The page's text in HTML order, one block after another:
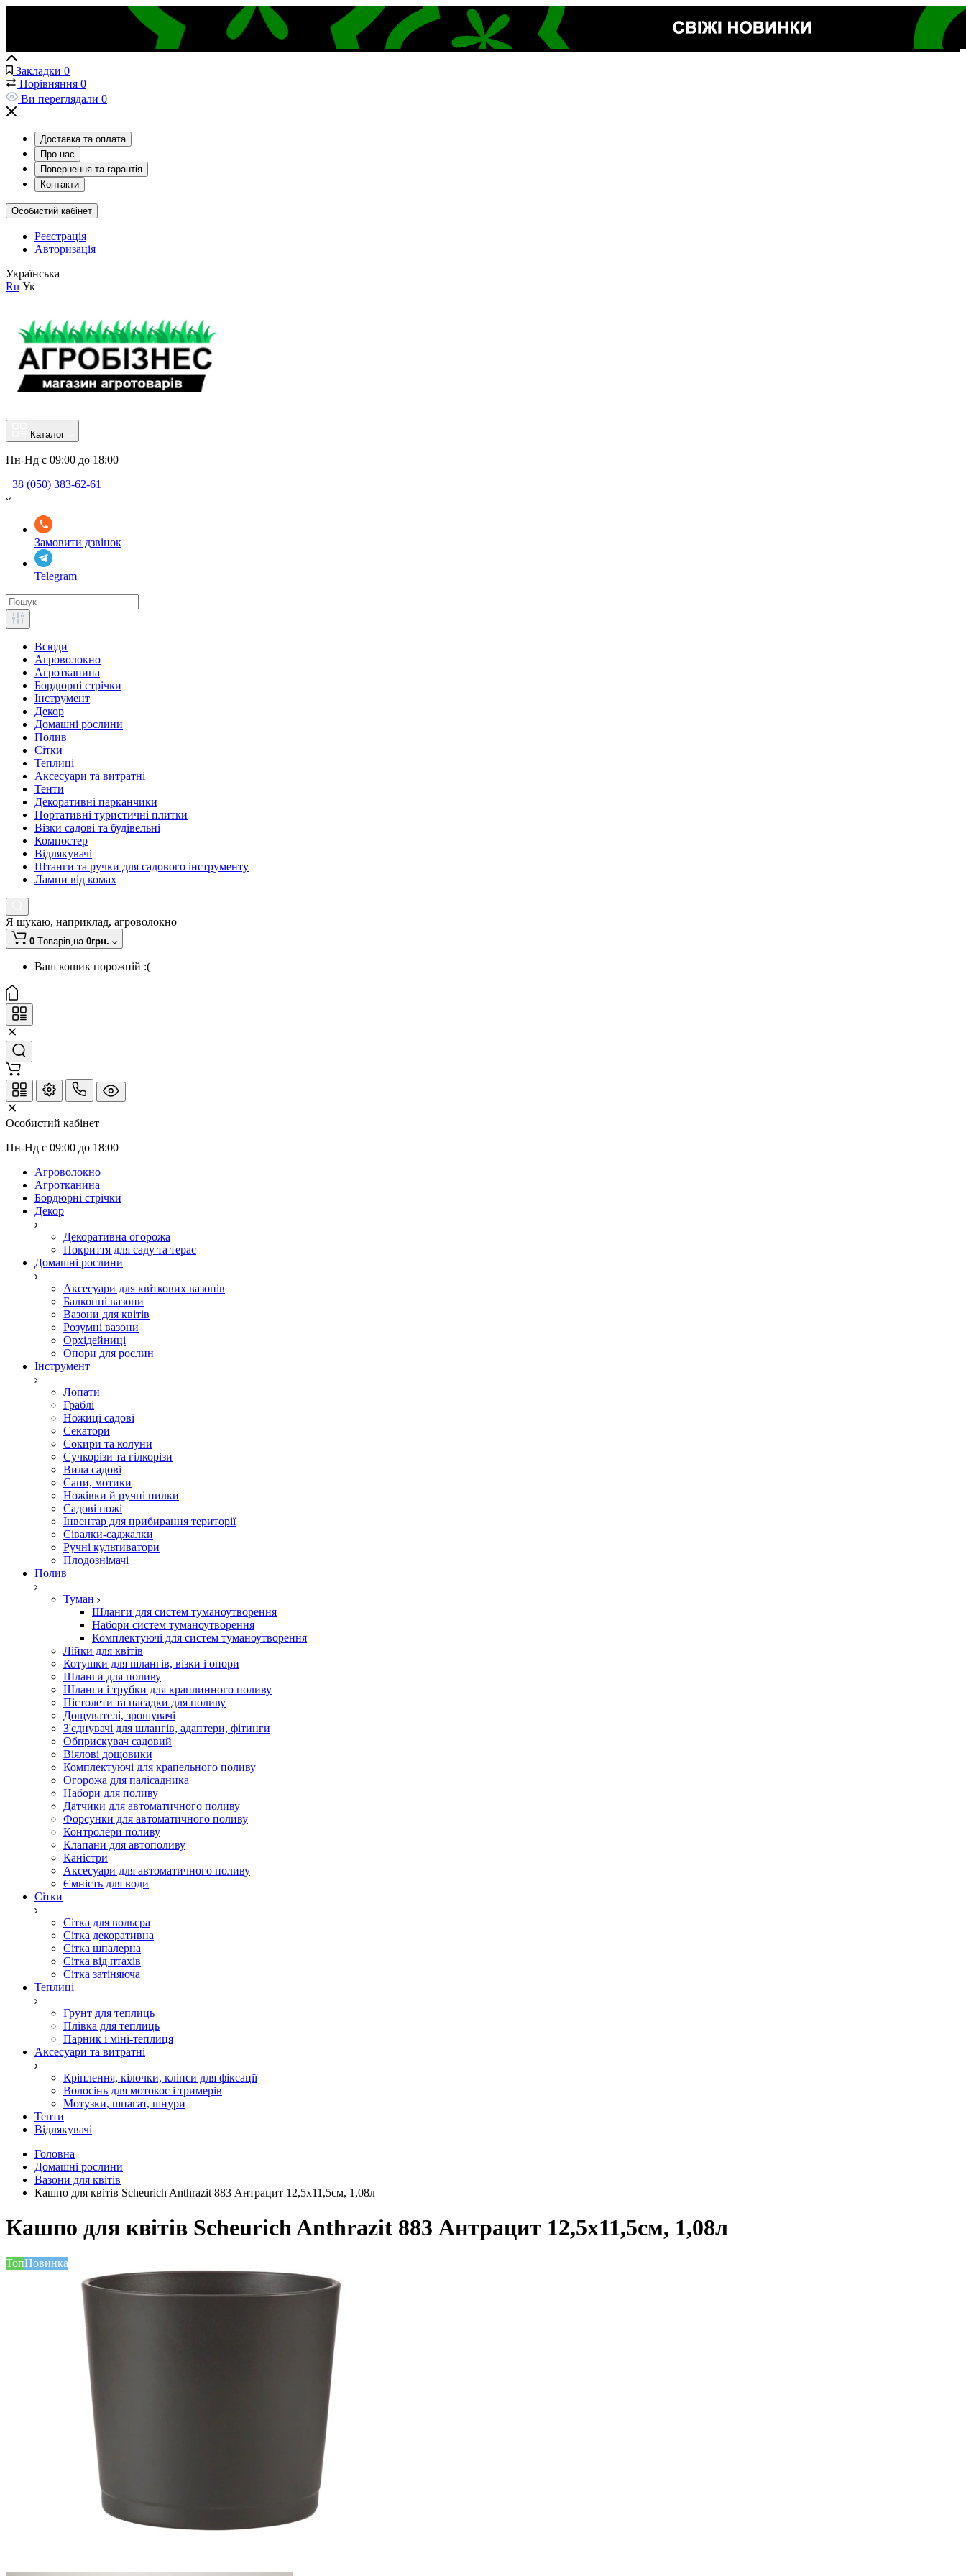
Закладки 0
Порівняння 0
Ви переглядали 0
Доставка та оплата
Про нас
Повернення та гарантія
Контакти
Особистий кабінет
Реєстрація
Авторизація
Українська
Ru Ук
Каталог
Пн-Нд с 09:00 до 18:00
+38 (050) 383-62-61
Замовити дзвінок
Telegram
Всюди
Агроволокно
Агротканина
Бордюрні стрічки
Інструмент
Декор
Домашні рослини
Полив
Сітки
Теплиці
Аксесуари та витратні
Тенти
Декоративні парканчики
Портативні туристичні плитки
Візки садові та будівельні
Компостер
Відлякувачі
Штанги та ручки для садового інструменту
Лампи від комах
Я шукаю, наприклад, агроволокно
0 Tоварів,на 0грн.
Ваш кошик порожній :(
Особистий кабінет
Пн-Нд с 09:00 до 18:00
Агроволокно
Агротканина
Бордюрні стрічки
Декор
Декоративна огорожа
Покриття для саду та терас
Домашні рослини
Аксесуари для квіткових вазонів
Балконні вазони
Вазони для квітів
Розумні вазони
Орхідейниці
Опори для рослин
Інструмент
Лопати
Граблі
Ножиці садові
Секатори
Сокири та колуни
Сучкорізи та гілкорізи
Вила садові
Сапи, мотики
Ножівки й ручні пилки
Садові ножі
Інвентар для прибирання території
Сівалки-саджалки
Ручні культиватори
Плодознімачі
Полив
Туман
Шланги для систем туманоутворення
Набори систем туманоутворення
Комплектуючі для систем туманоутворення
Лійки для квітів
Котушки для шлангів, візки і опори
Шланги для поливу
Шланги і трубки для краплинного поливу
Пістолети та насадки для поливу
Дощувателі, зрошувачі
З'єднувачі для шлангів, адаптери, фітинги
Обприскувач садовий
Віялові дощовики
Комплектуючі для крапельного поливу
Огорожа для палісадника
Набори для поливу
Датчики для автоматичного поливу
Форсунки для автоматичного поливу
Контролери поливу
Клапани для автополиву
Каністри
Аксесуари для автоматичного поливу
Ємність для води
Сітки
Сітка для вольєра
Сітка декоративна
Сітка шпалерна
Сітка від птахів
Сітка затіняюча
Теплиці
Грунт для теплиць
Плівка для теплиць
Парник і міні-теплиця
Аксесуари та витратні
Кріплення, кілочки, кліпси для фіксації
Волосінь для мотокос і тримерів
Мотузки, шпагат, шнури
Тенти
Відлякувачі
Головна
Домашні рослини
Вазони для квітів
Кашпо для квітів Scheurich Anthrazit 883 Антрацит 12,5x11,5см, 1,08л
Кашпо для квітів Scheurich Anthrazit 883 Антрацит 12,5x11,5см, 1,08л
ТопНовинка